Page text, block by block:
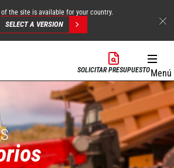
of the site is available for your country.
SELECT A VERSION
SOLICITAR PRESUPUESTOMenú